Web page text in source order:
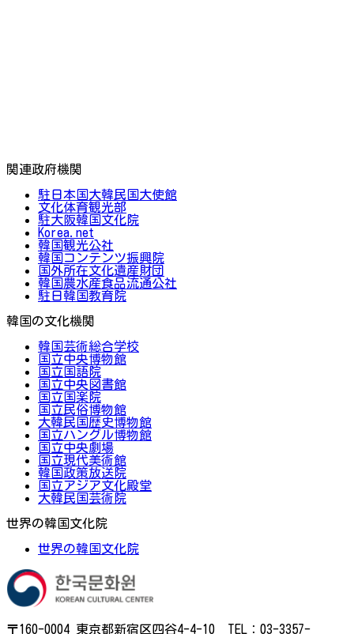
関連政府機関
駐日本国大韓民国大使館
文化体育観光部
駐大阪韓国文化院
Korea.net
韓国観光公社
韓国コンテンツ振興院
国外所在文化遺産財団
韓国農水産食品流通公社
駐日韓国教育院
韓国の文化機関
韓国芸術総合学校
国立中央博物館
国立国語院
国立中央図書館
国立国楽院
国立民俗博物館
大韓民国歴史博物館
国立ハングル博物館
国立中央劇場
国立現代美術館
韓国政策放送院
国立アジア文化殿堂
大韓民国芸術院
世界の韓国文化院
世界の韓国文化院
〒160-0004 東京都新宿区四谷4-4-10 TEL：03-3357-